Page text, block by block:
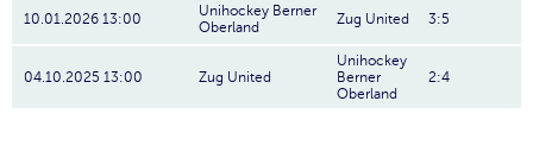
10.01.2026 13:00
Unihockey Berner
Oberland
Zug United 3:5
04.10.2025 13:00 Zug United
Unihockey
Berner
Oberland
2:4